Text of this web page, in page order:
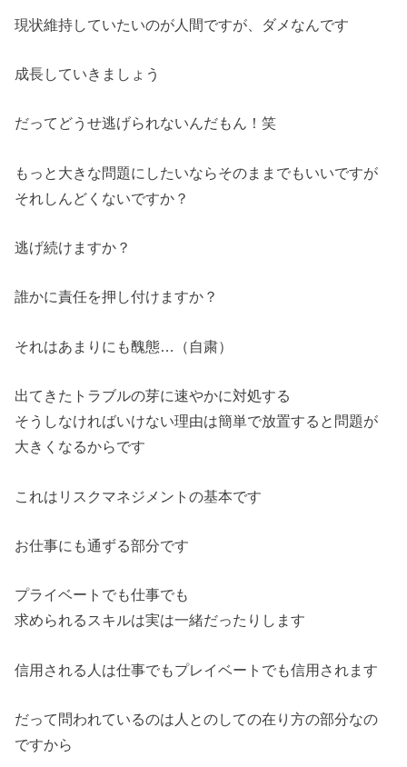
現状維持していたいのが人間ですが、ダメなんです
成長していきましょう
だってどうせ逃げられないんだもん！笑
もっと大きな問題にしたいならそのままでもいいですが
それしんどくないですか？
逃げ続けますか？
誰かに責任を押し付けますか？
それはあまりにも醜態…（自粛）
出てきたトラブルの芽に速やかに対処する
そうしなければいけない理由は簡単で放置すると問題が
大きくなるからです
これはリスクマネジメントの基本です
お仕事にも通ずる部分です
プライベートでも仕事でも
求められるスキルは実は一緒だったりします
信用される人は仕事でもプレイベートでも信用されます
だって問われているのは人とのしての在り方の部分なの
ですから